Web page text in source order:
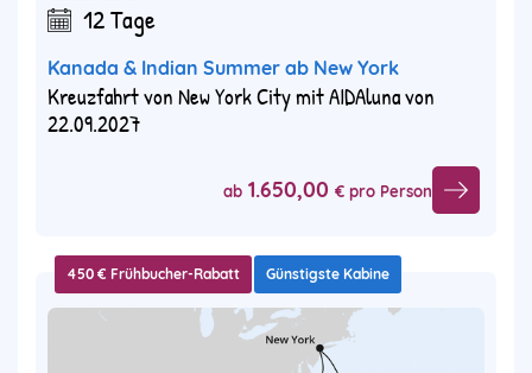
12 Tage
Kanada & Indian Summer ab New York
Kreuzfahrt von New York City mit AIDAluna von
22.09.2027
ab 1.650,00 € pro Person
450 € Frühbucher-Rabatt Günstigste Kabine